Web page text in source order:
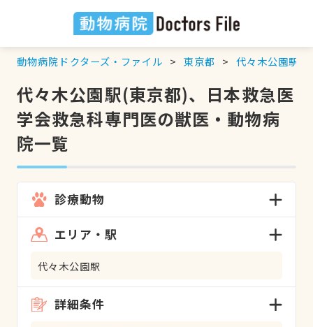
動物病院ドクターズ・ファイル 東京都 代々木公園駅
代々木公園駅(東京都)、日本救急医
学会救急科専門医の獣医・動物病
院一覧
診療動物
エリア・駅
代々木公園駅
詳細条件